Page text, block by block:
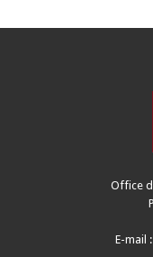
Office
E-mail